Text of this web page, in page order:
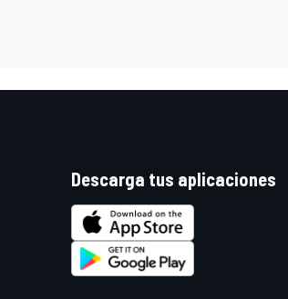
Descarga tus aplicaciones